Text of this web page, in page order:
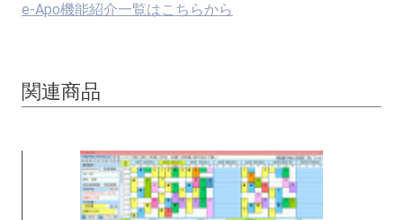
e-Apo機能紹介一覧はこちらから
関連商品